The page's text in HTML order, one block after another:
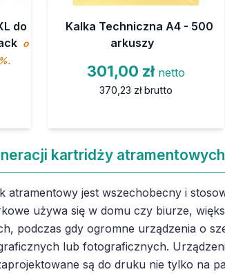
do
o
Kalka Techniczna A4 - 500
arkuszy
301,00 zł netto
370,23 zł brutto
kartridży
atramentowy jest wszechobecny i
używa się w domu czy biurze,
podczas gdy ogromne urządzenia o
lub fotograficznych.
są do druku nie tylko na